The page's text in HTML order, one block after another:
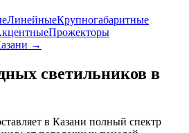
ЛинейныеКрупногабаритные
Прожекторы
→
светильников в
в Казани полный спектр